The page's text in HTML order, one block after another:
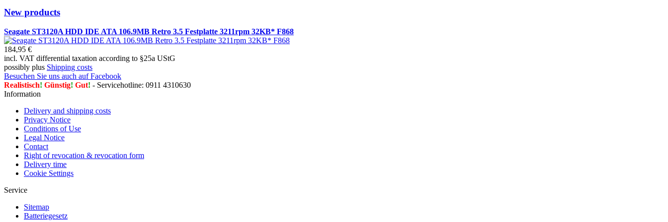
New products
Seagate ST3120A HDD IDE ATA 106.9MB Retro 3.5 Festplatte 3211rpm 32KB* F868
184,95 €
incl. VAT differential taxation according to §25a UStG
possibly plus Shipping costs
Besuchen Sie uns auch auf Facebook
Realistisch! Günstig! Gut! - Servicehotline: 0911 4310630
Information
Delivery and shipping costs
Privacy Notice
Conditions of Use
Legal Notice
Contact
Right of revocation & revocation form
Delivery time
Cookie Settings
Service
Sitemap
Batteriegesetz